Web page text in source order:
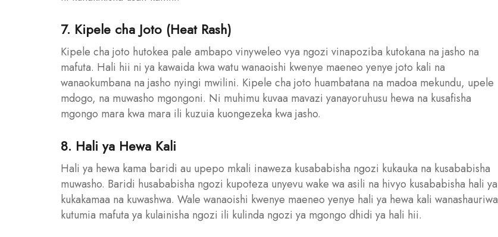
7. Kipele cha Joto (Heat Rash)
Kipele cha joto hutokea pale ambapo vinyweleo vya ngozi vinapoziba kutokana na jasho na
mafuta. Hali hii ni ya kawaida kwa watu wanaoishi kwenye maeneo yenye joto kali na
wanaokumbana na jasho nyingi mwilini. Kipele cha joto huambatana na madoa mekundu, upele
mdogo, na muwasho mgongoni. Ni muhimu kuvaa mavazi yanayoruhusu hewa na kusafisha
mgongo mara kwa mara ili kuzuia kuongezeka kwa jasho.
8. Hali ya Hewa Kali
Hali ya hewa kama baridi au upepo mkali inaweza kusababisha ngozi kukauka na kusababisha
muwasho. Baridi husababisha ngozi kupoteza unyevu wake wa asili na hivyo kusababisha hali ya
kukakamaa na kuwashwa. Wale wanaoishi kwenye maeneo yenye hali ya hewa kali wanashauriwa
kutumia mafuta ya kulainisha ngozi ili kulinda ngozi ya mgongo dhidi ya hali hii.